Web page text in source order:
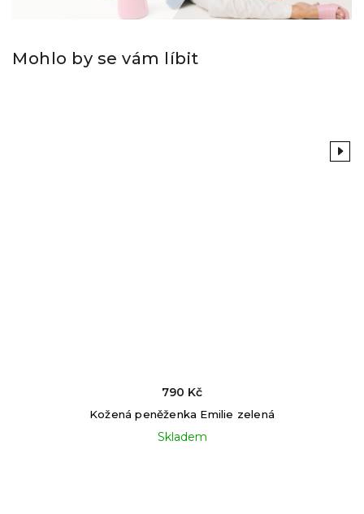
Mohlo by se vám líbit
Previous
Kožená peněženka Emilie zelená
Skladem
790 Kč
Next